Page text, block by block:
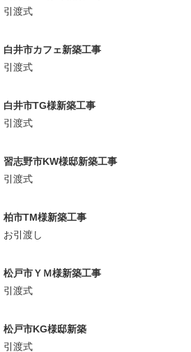
引渡式
白井市カフェ新築工事
引渡式
白井市TG様新築工事
引渡式
習志野市KW様邸新築工事
引渡式
柏市TM様新築工事
お引渡し
松戸市ＹＭ様新築工事
引渡式
松戸市KG様邸新築
引渡式